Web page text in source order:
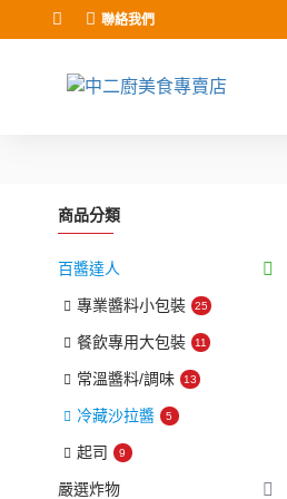
聯絡我們
商品分類
百醬達人
專業醬料小包裝 25
餐飲專用大包裝 11
常溫醬料/調味 13
冷藏沙拉醬 5
起司 9
嚴選炸物